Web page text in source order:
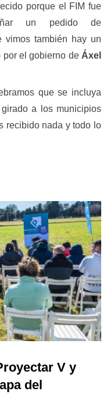
porque el FIM fue
un pedido de
vimos también hay un
el gobierno deÁxel
que se incluya
a los municipios
recibido nada y todo lo
V y
del